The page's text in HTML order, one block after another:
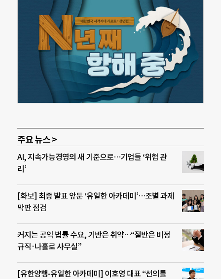
주요 뉴스 >
AI, 지속가능경영의 새 기준으로…기업들 ‘위험 관
리’
[화보] 최종 발표 앞둔 ‘유일한 아카데미’…조별 과제
막판 점검
커지는 공익 법률 수요, 기반은 취약…“절반은 비정
규직·나홀로 사무실”
[유한양행-유일한 아카데미] 이호영 대표 “선의를